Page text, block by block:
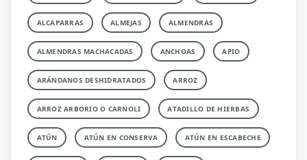
ALCAPARRAS ALMEJAS ALMENDRAS
ALMENDRAS MACHACADAS ANCHOAS APIO
ARÁNDANOS DESHIDRATADOS ARROZ
ARROZ ARBORIO O CARNOLI ATADILLO DE HIERBAS
ATÚN ATÚN EN CONSERVA ATÚN EN ESCABECHE